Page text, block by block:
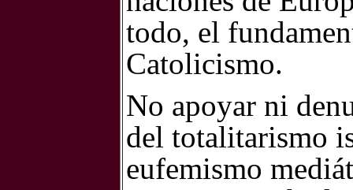
todo, el
Catolicismo.
No apoyar ni
del totalitarismo
eufemismo